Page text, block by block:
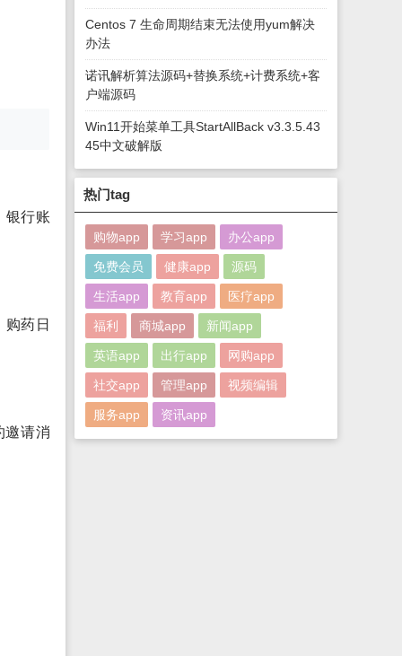
银行账
购药日
邀请消
Centos 7 生命周期结束无法使用yum解决
办法
诺讯解析算法源码+替换系统+计费系统+客
户端源码
Win11开始菜单工具StartAllBack v3.3.5.43
45中文破解版
热门tag
购物app 学习app 办公app
免费会员 健康app 源码
生活app 教育app 医疗app
福利 商城app 新闻app
英语app 出行app 网购app
社交app 管理app 视频编辑
服务app 资讯app